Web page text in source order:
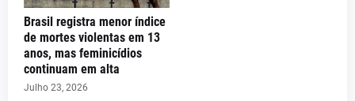
Brasil registra menor índice
de mortes violentas em 13
anos, mas feminicídios
continuam em alta
Julho 23, 2026